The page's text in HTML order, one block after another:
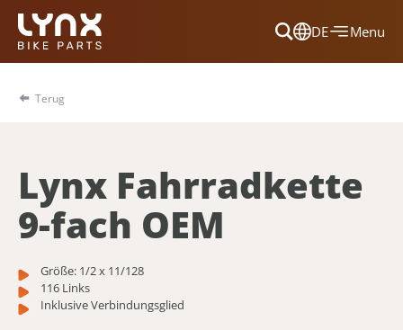
DE
Dansk
Nederlands
Menu
Terug
Lynx Fahrradkette
9-fach OEM
Größe: 1/2 x 11/128
116 Links
Inklusive Verbindungsglied